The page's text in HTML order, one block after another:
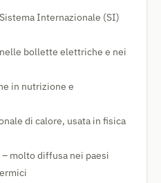
Internazionale (SI)
bollette elettriche e nei
in nutrizione e
di calore, usata in fisica
– molto diffusa nei paesi